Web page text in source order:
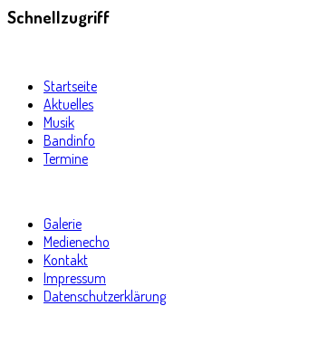
Schnellzugriff
Startseite
Aktuelles
Musik
Bandinfo
Termine
Galerie
Medienecho
Kontakt
Impressum
Datenschutzerklärung